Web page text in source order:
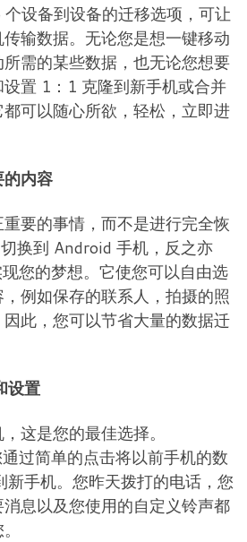
设备到设备的迁移选项，可让
输数据。无论您是想一键移动
需的某些数据，也无论您想要
置 1：1 克隆到新手机或合并
可以随心所欲，轻松，立即进
内容
要的事情，而不是进行完全恢
换到 Android 手机，反之亦
您的梦想。它使您可以自由选
例如保存的联系人，拍摄的照
此，您可以节省大量的数据迁
设置
这是您的最佳选择。
过简单的点击将以前手机的数
手机。您昨天拨打的电话，您
息以及您使用的自定义铃声都